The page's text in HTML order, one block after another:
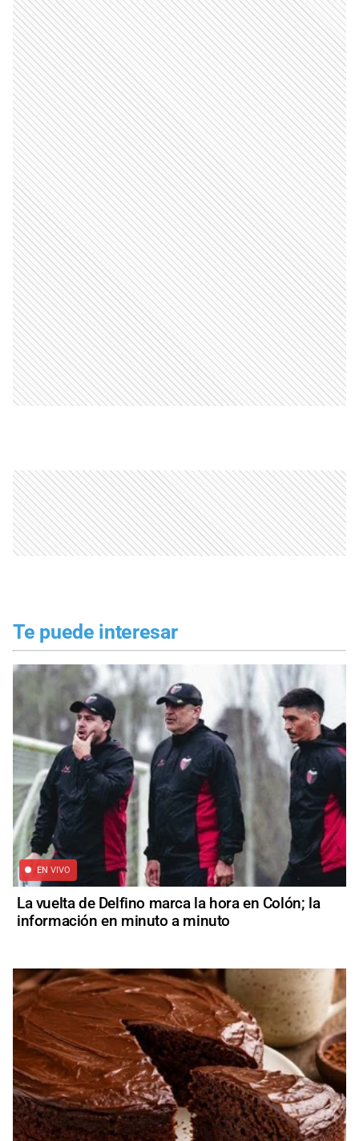
Te puede interesar
EN VIVO
La vuelta de Delfino marca la hora en Colón; la
información en minuto a minuto